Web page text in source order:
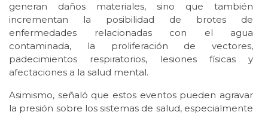
generan daños materiales, sino que también
incrementan la posibilidad de brotes de
enfermedades relacionadas con el agua
contaminada, la proliferación de vectores,
padecimientos respiratorios, lesiones físicas y
afectaciones a la salud mental.
Asimismo, señaló que estos eventos pueden agravar
la presión sobre los sistemas de salud, especialmente